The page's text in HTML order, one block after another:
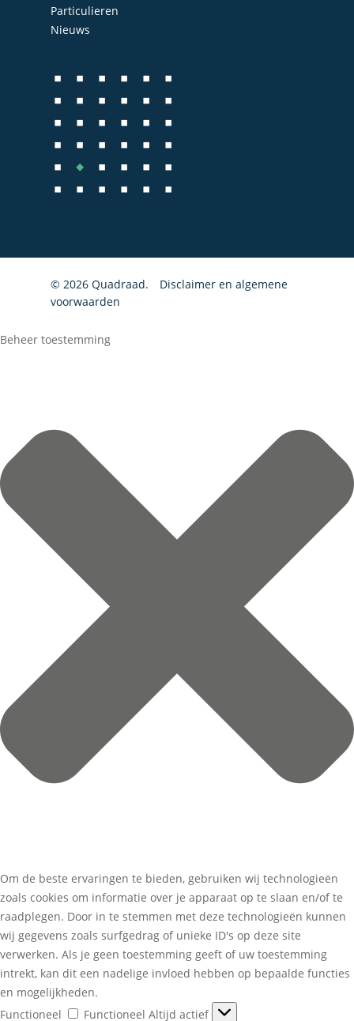
Particulieren
Nieuws
© 2026 Quadraad.
Disclaimer en algemene
voorwaarden
Beheer toestemming
Om de beste ervaringen te bieden, gebruiken wij technologieën
zoals cookies om informatie over je apparaat op te slaan en/of te
raadplegen. Door in te stemmen met deze technologieën kunnen
wij gegevens zoals surfgedrag of unieke ID's op deze site
verwerken. Als je geen toestemming geeft of uw toestemming
intrekt, kan dit een nadelige invloed hebben op bepaalde functies
en mogelijkheden.
Functioneel
Functioneel Altijd actief